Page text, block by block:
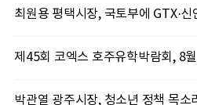
최원용 평택시장, 국토부에 GTX·신